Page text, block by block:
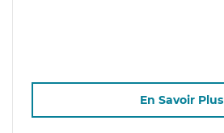
En Savoir Plus